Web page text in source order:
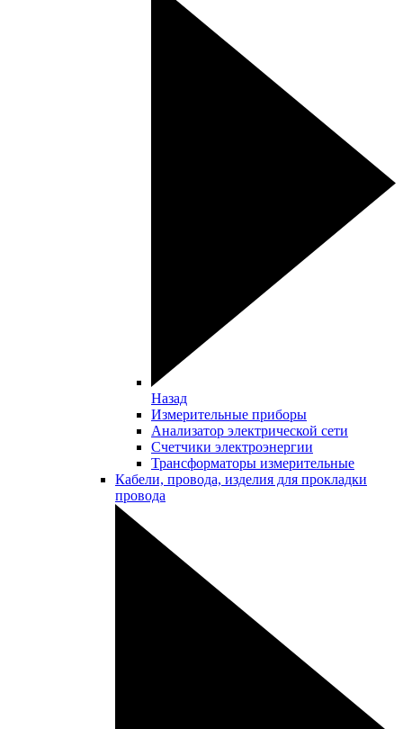
Назад
Измерительные приборы
Анализатор электрической сети
Счетчики электроэнергии
Трансформаторы измерительные
Кабели, провода, изделия для прокладки
провода